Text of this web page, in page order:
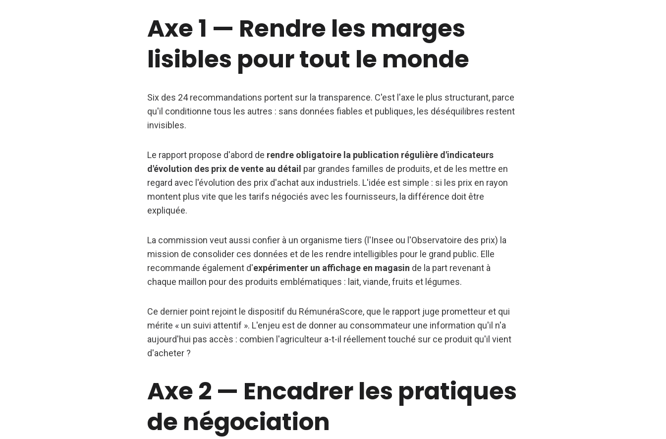
Axe 1 — Rendre les marges
lisibles pour tout le monde
Six des 24 recommandations portent sur la transparence. C'est l'axe le plus structurant, parce
qu'il conditionne tous les autres : sans données fiables et publiques, les déséquilibres restent
invisibles.
Le rapport propose d'abord de rendre obligatoire la publication régulière d'indicateurs
d'évolution des prix de vente au détail par grandes familles de produits, et de les mettre en
regard avec l'évolution des prix d'achat aux industriels. L'idée est simple : si les prix en rayon
montent plus vite que les tarifs négociés avec les fournisseurs, la différence doit être
expliquée.
La commission veut aussi confier à un organisme tiers (l'Insee ou l'Observatoire des prix) la
mission de consolider ces données et de les rendre intelligibles pour le grand public. Elle
recommande également d'expérimenter un affichage en magasin de la part revenant à
chaque maillon pour des produits emblématiques : lait, viande, fruits et légumes.
Ce dernier point rejoint le dispositif du RémunéraScore, que le rapport juge prometteur et qui
mérite « un suivi attentif ». L'enjeu est de donner au consommateur une information qu'il n'a
aujourd'hui pas accès : combien l'agriculteur a-t-il réellement touché sur ce produit qu'il vient
d'acheter ?
Axe 2 — Encadrer les pratiques
de négociation